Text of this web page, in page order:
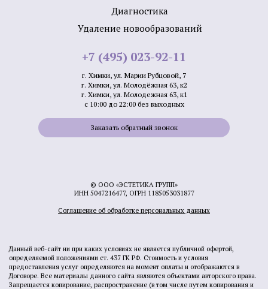
Диагностика
Удаление новообразований
+7 (495) 023-92-11
г. Химки, ул. Марии Рубцовой, 7
г. Химки, ул. Молодёжная 63, к2
г. Химки, ул. Молодежная 63, к1
с 10:00 до 22:00 без выходных
Заказать обратный звонок
© ООО «ЭСТЕТИКА ГРУПП»
ИНН 5047216477, ОГРН 1185053031877
Соглашение об обработке персональных данных
Данный веб-сайт ни при каких условиях не является публичной офертой,
определяемой положениями ст. 437 ГК РФ. Стоимость и условия
предоставления услуг определяются на момент оплаты и отображаются в
Договоре. Все материалы данного сайта являются объектами авторского права.
Запрещается копирование, распространение (в том числе путем копирования и